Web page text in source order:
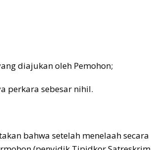
diajukan oleh Pemohon;
perkara sebesar nihil.
bahwa setelah menelaah secara